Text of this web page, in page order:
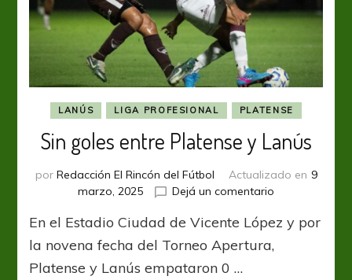
LANÚS LIGA PROFESIONAL PLATENSE
Sin goles entre Platense y Lanús
por Redacción El Rincón del Fútbol Actualizado en 9
marzo, 2025
Dejá un comentario
goles
En el Estadio Ciudad de Vicente López y por
la novena fecha del Torneo Apertura,
Platense y Lanús empataron 0 …